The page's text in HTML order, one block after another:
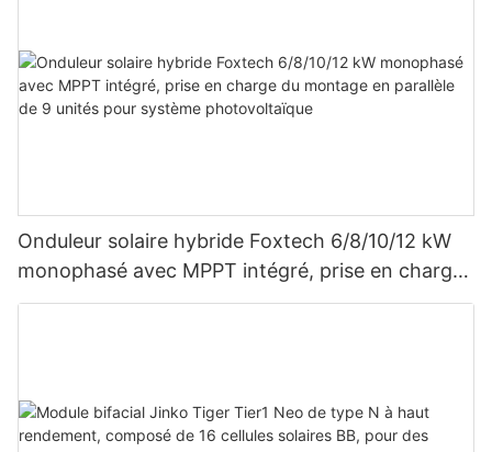
Onduleur solaire hybride Foxtech 6/8/10/12 kW
monophasé avec MPPT intégré, prise en charge
du montage en parallèle de 9 unités pour